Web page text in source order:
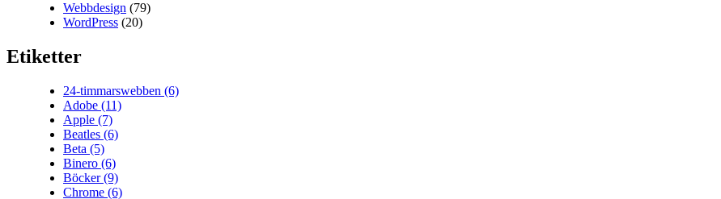
Webbdesign (79)
WordPress (20)
Etiketter
24-timmarswebben (6)
Adobe (11)
Apple (7)
Beatles (6)
Beta (5)
Binero (6)
Böcker(9)
Chrome (6)